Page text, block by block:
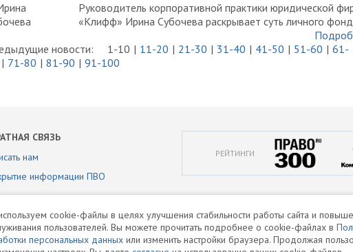
Руководитель корпоративной практики юридической
«Клифф» Ирина Субочева раскрывает суть личного
новости:
1-10 11-20 21-30 31-40 41-50 51-60
61-
71-80 81-90 91-100
СВЯЗЬ
нам
информации ПВО
РЕЙТИНГИ
обработки персональных данных
cookie-файлы в целях улучшения стабильности работы сайта и
пользователей. Вы можете прочитать подробнее о cookie-файлах в
персональных данных или изменить настройки браузера. Продолжая